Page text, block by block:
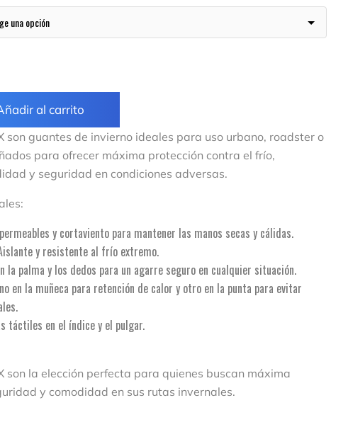
al carrito
son guantes de invierno ideales para uso urbano, roadster o
para ofrecer máxima protección contra el frío,
y seguridad en condiciones adversas.
y cortaviento para mantener las manos secas y cálidas.
y resistente al frío extremo.
la palma y los dedos para un agarre seguro en cualquier situación.
en la muñeca para retención de calor y otro en la punta para evitar
táctiles en el índice y el pulgar.
son la elección perfecta para quienes buscan máxima
y comodidad en sus rutas invernales.